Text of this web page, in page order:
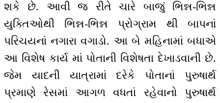
શકે છે. આવી જ રીતે ચારે બાજું ભિન્ન-ભિન્ન
યુક્તિઓથી ભિન્ન-ભિન્ન પ્રોગ્રામ થી બાપનાં
પરિચયનાં નગારા વગાડો. આ બે મહિનામાં બધાએ
આ વિશેષ કાર્ય માં પોતાની વિશેષતા દેખાડવાની છે.
જેમ યાદની યાત્રામાં દરેકે પોતાનાં પુરુષાર્થ
પ્રમાણે રેસમાં આગળ વધતાં રહેવાનો પુરુષાર્થ